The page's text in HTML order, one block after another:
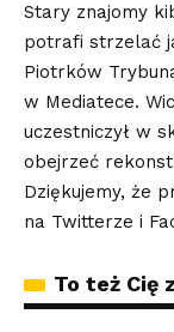
Stary znajomy
potrafi strzelać
Piotrków
w Mediatece.
uczestniczył w
obejrzeć
Dziękujemy, że
na Twitterze i
To też Cię